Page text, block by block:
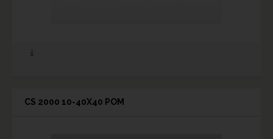
CS 2000 10-40X40 POM